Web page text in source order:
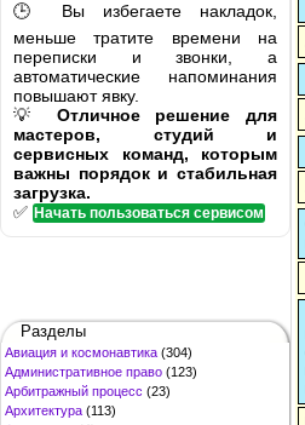
🕒 Вы избегаете накладок,
меньше тратите времени на
переписки и звонки, а
автоматические напоминания
повышают явку.
💡 Отличное решение для
мастеров, студий и
сервисных команд, которым
важны порядок и стабильная
загрузка.
✅ Начать пользоваться сервисом
Разделы
Авиация и космонавтика (304)
Административное право (123)
Арбитражный процесс (23)
Архитектура (113)